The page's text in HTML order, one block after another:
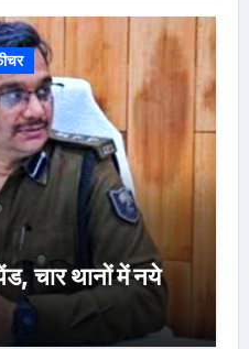
चार थानों में नये